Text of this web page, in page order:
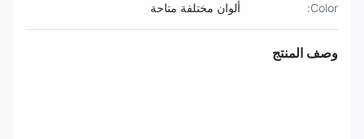
Color: ألوان مختلفة متاحة
وصف المنتج